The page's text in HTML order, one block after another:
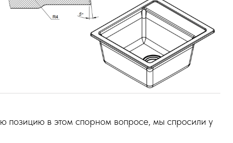
позицию в этом спорном вопросе, мы спросили у